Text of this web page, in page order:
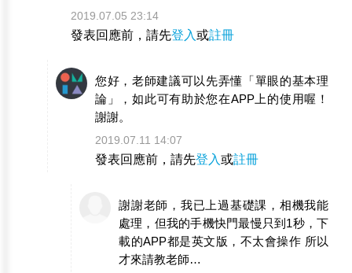
2019.07.05 23:14
發表回應前，請先登入或註冊
您好，老師建議可以先弄懂「單眼的基本理
論」，如此可有助於您在APP上的使用喔！
謝謝。
2019.07.11 14:07
發表回應前，請先登入或註冊
謝謝老師，我已上過基礎課，相機我能
處理，但我的手機快門最慢只到1秒，下
載的APP都是英文版，不太會操作 所以
才來請教老師…